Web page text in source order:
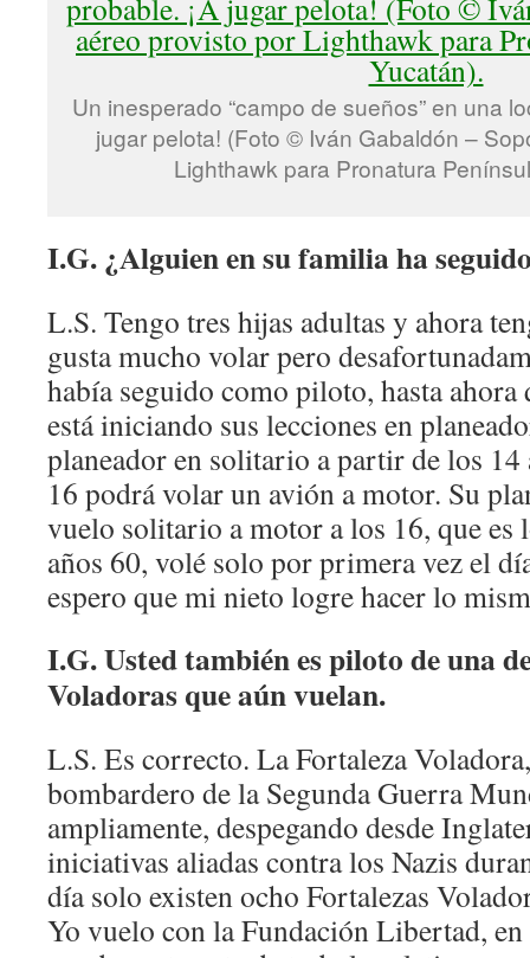
Un inesperado “campo de sueños” en una
jugar pelota! (Foto © Iván Gabaldón –
Lighthawk para Pronatura
I.G. ¿Alguien en su familia ha
L.S. Tengo tres hijas adultas y ahora
gusta mucho volar pero
había seguido como piloto, hasta
está iniciando sus lecciones en
planeador en solitario a partir de los
16 podrá volar un avión a motor. Su
vuelo solitario a motor a los 16, que es
años 60, volé solo por primera vez el
espero que mi nieto logre hacer lo
I.G. Usted también es piloto de una
Voladoras que aún vuelan.
L.S. Es correcto. La Fortaleza
bombardero de la Segunda Guerra
ampliamente, despegando desde
iniciativas aliadas contra los Nazis
día solo existen ocho Fortalezas
Yo vuelo con la Fundación Libertad,